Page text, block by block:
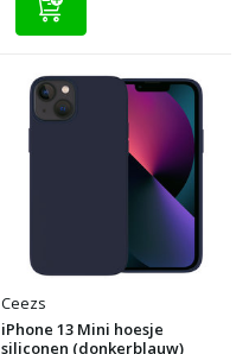
Ceezs
iPhone 13 Mini hoesje
siliconen (donkerblauw)